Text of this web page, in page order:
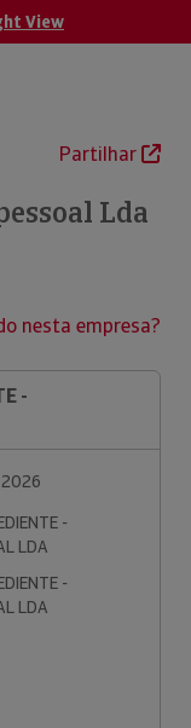
View
Partilhar
Lda
nesta empresa?
-
-
LDA
-
LDA